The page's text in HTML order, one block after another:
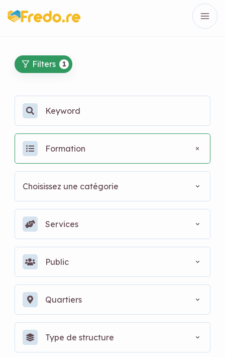
Filters 1
Formation
Choisissez une catégorie
Services
Public
Quartiers
Type de structure